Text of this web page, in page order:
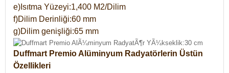
e)Isıtma Yüzeyi:1,400 M2/Dilim
f)Dilim Derinliği:60 mm
g)Dilim genişliği:65 mm
Duffmart Premio Alüminyum Radyatörlerin Üstün
Özellikleri